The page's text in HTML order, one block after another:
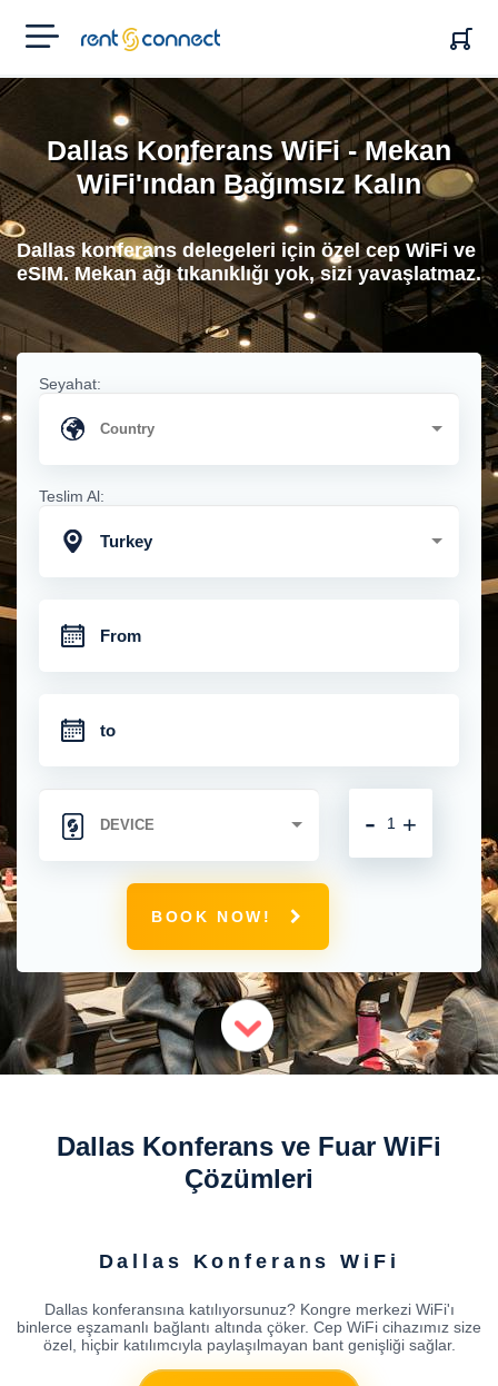
RENT'N
CONNECT
Dallas Konferans WiFi - Mekan
WiFi'ından Bağımsız Kalın
Dallas konferans delegeleri için özel cep WiFi ve
eSIM. Mekan ağı tıkanıklığı yok, sizi yavaşlatmaz.
Seyahat:
Teslim Al:
Turkey
+
-
BOOK NOW!
Dallas Konferans ve Fuar WiFi
Çözümleri
Dallas Konferans WiFi
Dallas konferansına katılıyorsunuz? Kongre merkezi WiFi'ı
binlerce eşzamanlı bağlantı altında çöker. Cep WiFi cihazımız size
özel, hiçbir katılımcıyla paylaşılmayan bant genişliği sağlar.